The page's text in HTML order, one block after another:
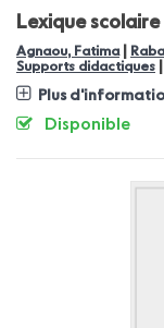
Lexique scolaire
Agnaou, Fatima
Supports didactiques
Plus
Disponible